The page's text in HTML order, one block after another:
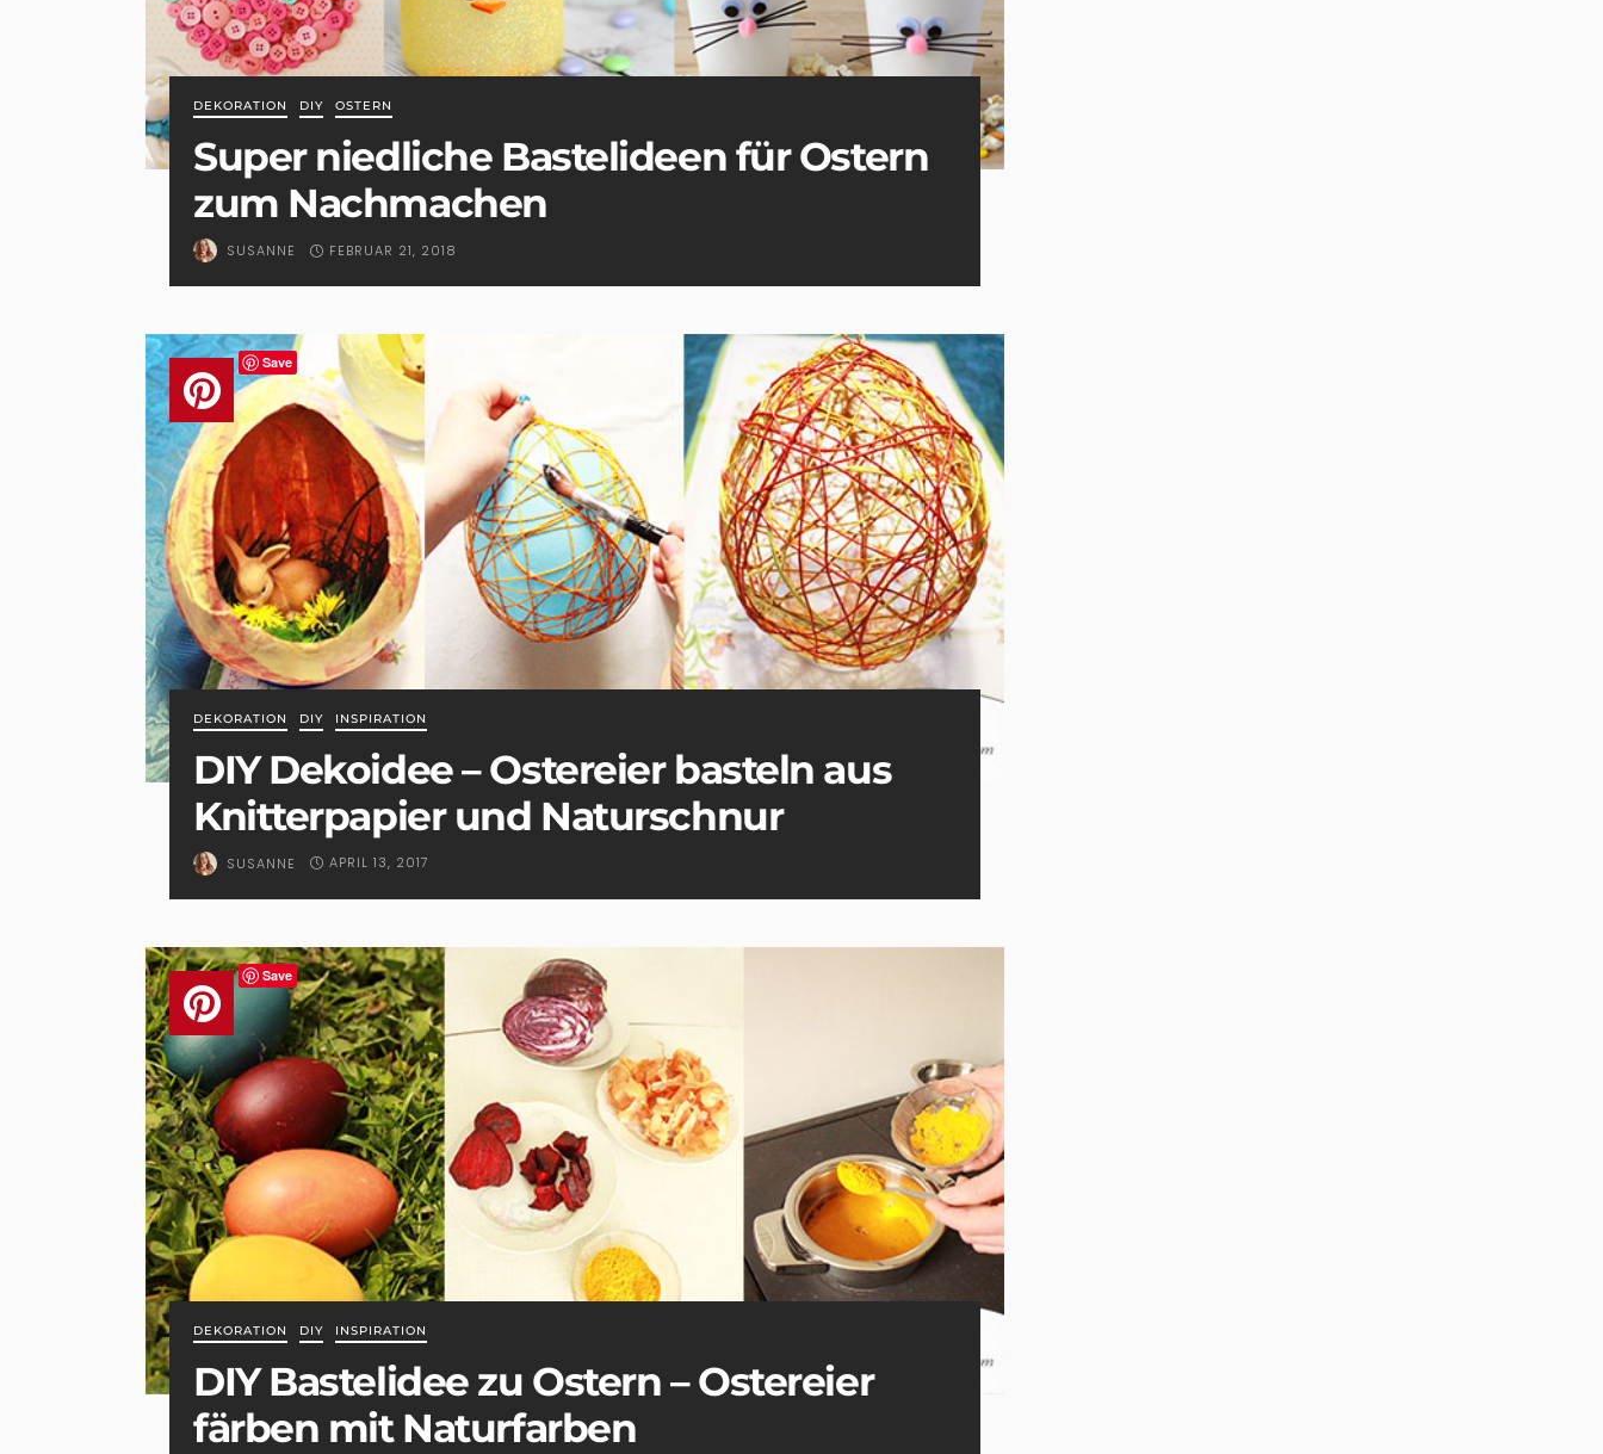
DEKORATION DIY OSTERN
Super niedliche Bastelideen für Ostern
zum Nachmachen
SUSANNE FEBRUAR 21, 2018
Save
DEKORATION DIY INSPIRATION
DIY Dekoidee – Ostereier basteln aus
Knitterpapier und Naturschnur
SUSANNE APRIL 13, 2017
Save
DEKORATION DIY INSPIRATION
DIY Bastelidee zu Ostern – Ostereier
färben mit Naturfarben